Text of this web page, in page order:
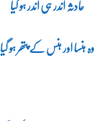
حادثہ اندر ہی اندر ہو گیا
وہ ہنسا اور ہنس کے پتھر ہو گیا